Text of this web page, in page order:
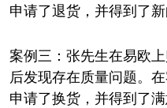
申请了退货，并得到了新
案例三：张先生在易欧
后发现存在质量问题。
申请了换货，并得到了满